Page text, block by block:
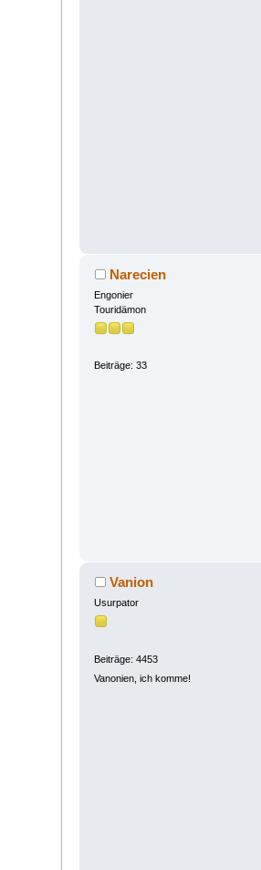
Narecien
Engonier
Touridämon
Beiträge: 33
Vanion
Usurpator
Beiträge: 4453
Vanonien, ich komme!